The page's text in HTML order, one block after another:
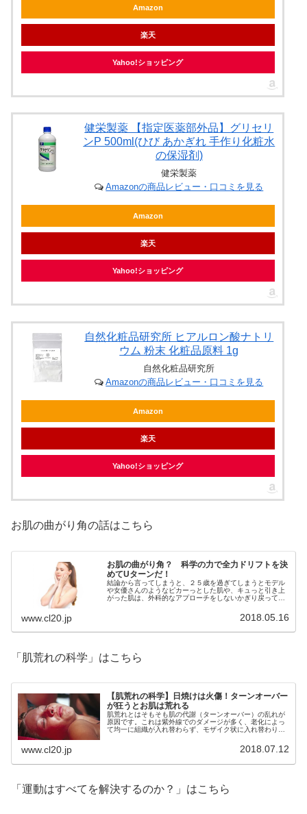
Amazon
楽天
Yahoo!ショッピング
健栄製薬 【指定医薬部外品】グリセリ
ンP 500ml(ひび あかぎれ 手作り化粧水
の保湿剤)
健栄製薬
Amazonの商品レビュー・口コミを見る
Amazon
楽天
Yahoo!ショッピング
自然化粧品研究所 ヒアルロン酸ナトリ
ウム 粉末 化粧品原料 1g
自然化粧品研究所
Amazonの商品レビュー・口コミを見る
Amazon
楽天
Yahoo!ショッピング
お肌の曲がり角の話はこちら
お肌の曲がり角？ 科学の力で全力ドリフトを決
めてUターンだ！
結論から言ってしまうと、２５歳を過ぎてしまうとモデル
や女優さんのようなピカーっとした肌や、キュっと引き上
がった肌は、外科的なアプローチをしないかぎり戻ってき
www.cl20.jp 2018.05.16
「肌荒れの科学」はこちら
【肌荒れの科学】日焼けは火傷！ターンオーバー
が狂うとお肌は荒れる
肌荒れとはそもそも肌の代謝（ターンオーバー）の乱れが
原因です。これは紫外線でのダメージが多く、老化によっ
て均一に組織が入れ替わらず、モザイク状に入れ替わりキ
www.cl20.jp 2018.07.12
「運動はすべてを解決するのか？」はこちら